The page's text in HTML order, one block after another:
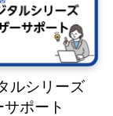
ルシリーズ
ポート